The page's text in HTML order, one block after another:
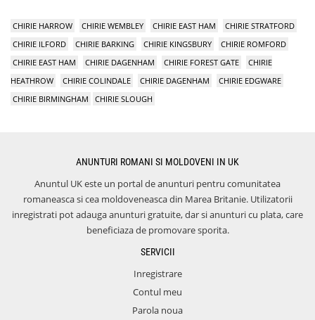
CHIRIE HARROW CHIRIE WEMBLEY CHIRIE EAST HAM
CHIRIE STRATFORD
CHIRIE ILFORD
CHIRIE BARKING CHIRIE KINGSBURY
CHIRIE ROMFORD
CHIRIE EAST HAM
CHIRIE DAGENHAM CHIRIE FOREST GATE
CHIRIE
HEATHROW
CHIRIE COLINDALE CHIRIE DAGENHAM
CHIRIE EDGWARE
CHIRIE BIRMINGHAM
CHIRIE SLOUGH
ANUNTURI ROMANI SI MOLDOVENI IN UK
Anuntul UK este un portal de anunturi pentru comunitatea
romaneasca si cea moldoveneasca din Marea Britanie. Utilizatorii
inregistrati pot adauga anunturi gratuite, dar si anunturi cu plata, care
beneficiaza de promovare sporita.
SERVICII
Inregistrare
Contul meu
Parola noua